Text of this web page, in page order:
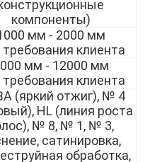
компоненты)
мм - 2000 мм
клиента
мм - 12000 мм
клиента
(яркий отжиг), № 4
HL (линия роста
№ 8, № 1, № 3,
сатинировка,
обработка,